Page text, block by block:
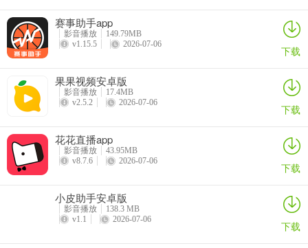
赛事助手app
影音播放
149.79MB
v1.15.5
2026-07-06 下载
果果视频安卓版
影音播放
17.4MB
v2.5.2
2026-07-06 下载
花花直播app
影音播放
43.95MB
v8.7.6
2026-07-06 下载
小皮助手安卓版
影音播放
138.3 MB
v1.1
2026-07-06 下载